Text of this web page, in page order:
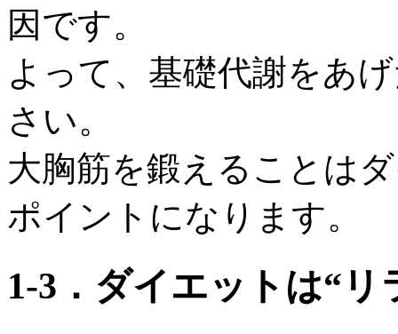
因です。
よって、基礎代謝をあ
さい。
大胸筋を鍛えることは
ポイントになります。
1‐3．ダイエットは“